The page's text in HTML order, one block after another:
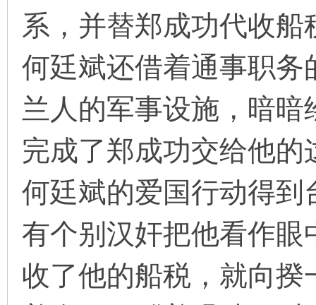
系，并替郑成功代收船
何廷斌还借着通事职
兰人的军事设施，暗
完成了郑成功交给他的
何廷斌的爱国行动得
有个别汉奸把他看作
收了他的船税，就向